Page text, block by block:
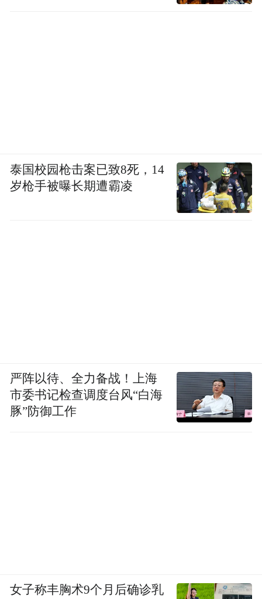
泰国校园枪击案已致8死，14
岁枪手被曝长期遭霸凌
严阵以待、全力备战！上海
市委书记检查调度台风“白海
豚”防御工作
女子称丰胸术9个月后确诊乳